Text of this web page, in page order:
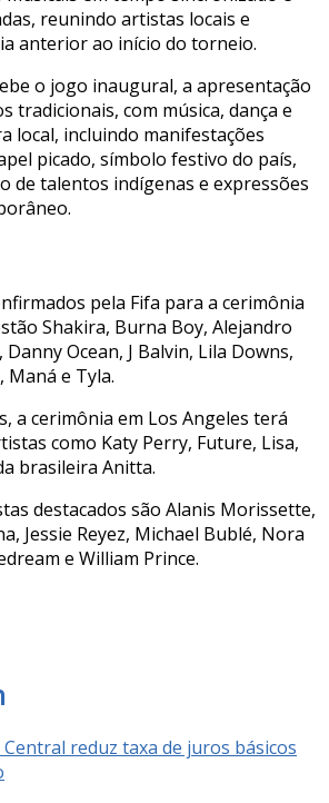
reunindo artistas locais e
anterior ao início do torneio.
o jogo inaugural, a apresentação
tradicionais, com música, dança e
local, incluindo manifestações
picado, símbolo festivo do país,
de talentos indígenas e expressões
pela Fifa para a cerimônia
Shakira, Burna Boy, Alejandro
Ocean, J Balvin, Lila Downs,
Maná e Tyla.
a cerimônia em Los Angeles terá
como Katy Perry, Future, Lisa,
brasileira Anitta.
destacados são Alanis Morissette,
Jessie Reyez, Michael Bublé, Nora
e William Prince.